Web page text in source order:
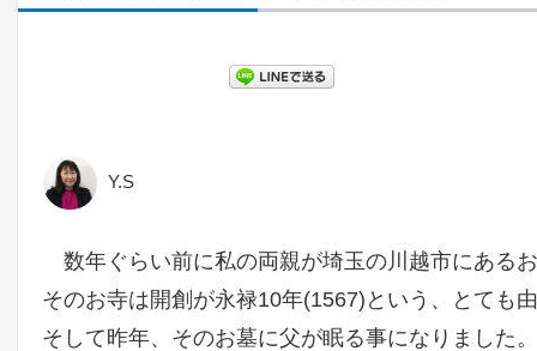
Y.S
数年ぐらい前に私の両親が埼玉の川越市にあるお
そのお寺は開創が永禄10年(1567)という、とても
そして昨年、そのお墓に父が眠る事になりました。